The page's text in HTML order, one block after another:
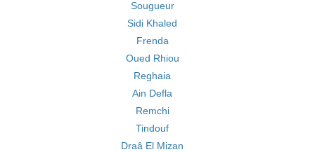
Sougueur
Sidi Khaled
Frenda
Oued Rhiou
Reghaia
Ain Defla
Remchi
Tindouf
Draâ El Mizan